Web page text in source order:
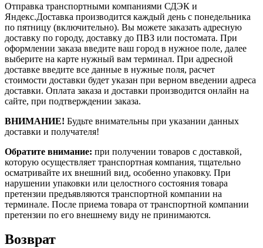
Отправка транспортными компаниями СДЭК и
Яндекс.Доставка производится каждый день с понедельника
по пятницу (включительно). Вы можете заказать адресную
доставку по городу, доставку до ПВЗ или постомата. При
оформлении заказа введите ваш город в нужное поле, далее
выберите на карте нужный вам терминал. При адресной
доставке введите все данные в нужные поля, расчет
стоимости доставки будет указан при верном введении адреса
доставки. Оплата заказа и доставки производится онлайн на
сайте, при подтверждении заказа.
ВНИМАНИЕ! Будьте внимательны при указании данных
доставки и получателя!
Обратите внимание: при получении товаров с доставкой,
которую осуществляет транспортная компания, тщательно
осматривайте их внешний вид, особенно упаковку. При
нарушении упаковки или целостного состояния товара
претензии предъявляются транспортной компании на
терминале. После приема товара от транспортной компании
претензии по его внешнему виду не принимаются.
Возврат